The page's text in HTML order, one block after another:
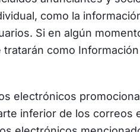
como la
Si en algún
como
electrónicos
inferior de los correos